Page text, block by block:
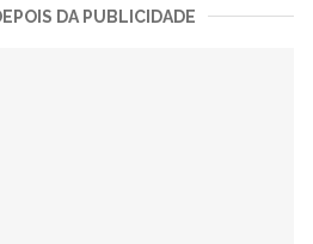
DA PUBLICIDADE